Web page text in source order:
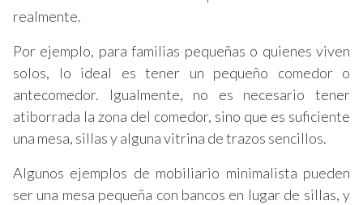
realmente.
Por ejemplo, para familias pequeñas o quienes viven
solos, lo ideal es tener un pequeño comedor o
antecomedor. Igualmente, no es necesario tener
atiborrada la zona del comedor, sino que es suficiente
una mesa, sillas y alguna vitrina de trazos sencillos.
Algunos ejemplos de mobiliario minimalista pueden
ser una mesa pequeña con bancos en lugar de sillas, y